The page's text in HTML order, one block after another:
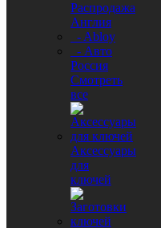
Распродажа
Англия
- Abloy
- Авто
Россия
Смотреть
все
Аксессуары
для
ключей